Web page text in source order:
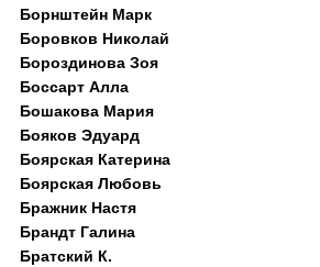
Борнштейн Марк
Боровков Николай
Бороздинова Зоя
Боссарт Алла
Бошакова Мария
Бояков Эдуард
Боярская Катерина
Боярская Любовь
Бражник Настя
Брандт Галина
Братский К.